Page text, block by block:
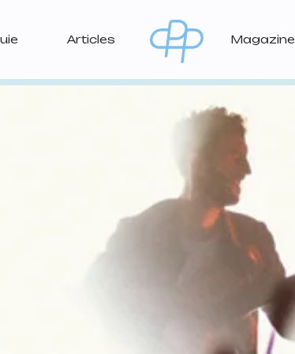
Articles Magazine